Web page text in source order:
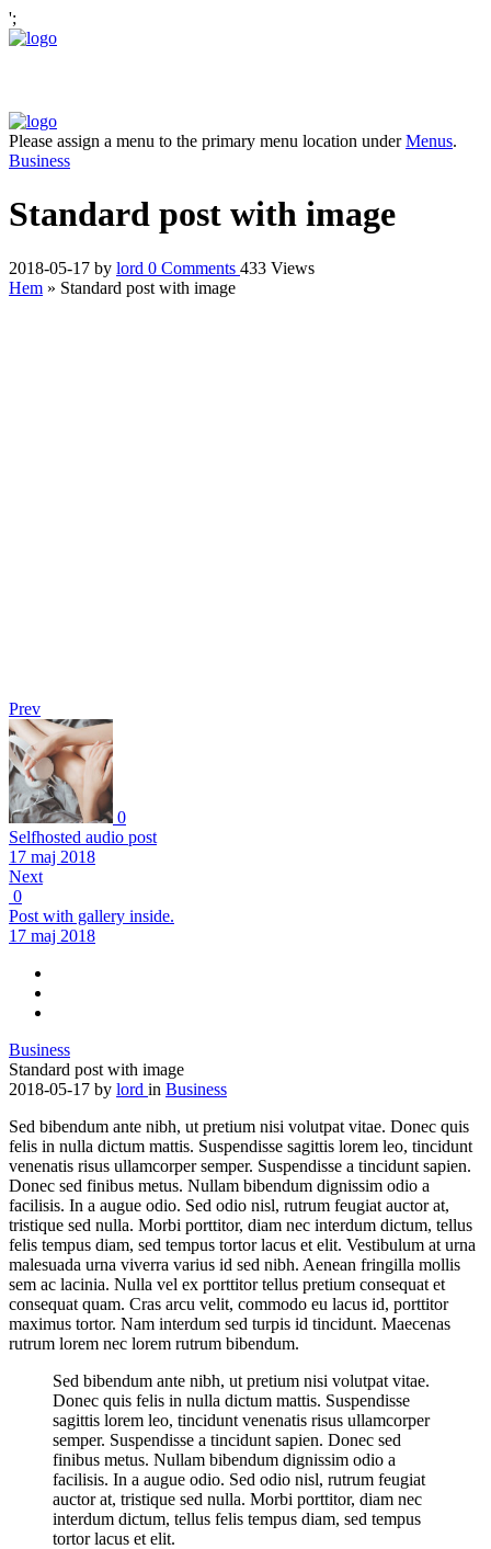
';
Please assign a menu to the primary menu location underMenus.
Business
Standard post with image
2018-05-17 by lord 0 Comments 433 Views
Hem » Standard post with image
Prev
0
Selfhosted audio post
17 maj 2018
Next
0
Post with gallery inside.
17 maj 2018
Business
Standard post with image
2018-05-17 by lord in Business
Sed bibendum ante nibh, ut pretium nisi volutpat vitae. Donec quis
felis in nulla dictum mattis. Suspendisse sagittis lorem leo, tincidunt
venenatis risus ullamcorper semper. Suspendisse a tincidunt sapien.
Donec sed finibus metus. Nullam bibendum dignissim odio a
facilisis. In a augue odio. Sed odio nisl, rutrum feugiat auctor at,
tristique sed nulla. Morbi porttitor, diam nec interdum dictum, tellus
felis tempus diam, sed tempus tortor lacus et elit. Vestibulum at urna
malesuada urna viverra varius id sed nibh. Aenean fringilla mollis
sem ac lacinia. Nulla vel ex porttitor tellus pretium consequat et
consequat quam. Cras arcu velit, commodo eu lacus id, porttitor
maximus tortor. Nam interdum sed turpis id tincidunt. Maecenas
rutrum lorem nec lorem rutrum bibendum.
Sed bibendum ante nibh, ut pretium nisi volutpat vitae.
Donec quis felis in nulla dictum mattis. Suspendisse
sagittis lorem leo, tincidunt venenatis risus ullamcorper
semper. Suspendisse a tincidunt sapien. Donec sed
finibus metus. Nullam bibendum dignissim odio a
facilisis. In a augue odio. Sed odio nisl, rutrum feugiat
auctor at, tristique sed nulla. Morbi porttitor, diam nec
interdum dictum, tellus felis tempus diam, sed tempus
tortor lacus et elit.